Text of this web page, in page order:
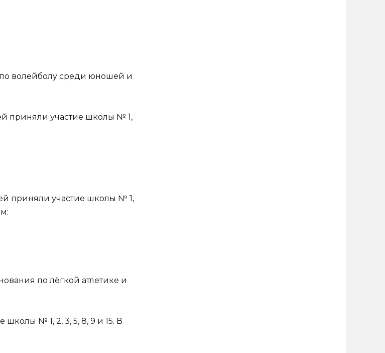
волейболу среди юношей и
приняли участие школы № 1,
приняли участие школы № 1,
по лёгкой атлетике и
школы № 1, 2, 3, 5, 8, 9 и 15. В